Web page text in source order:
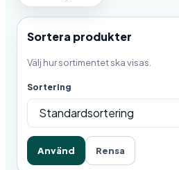
Sortera produkter
Välj hur sortimentet ska visas.
Sortering
Använd Rensa